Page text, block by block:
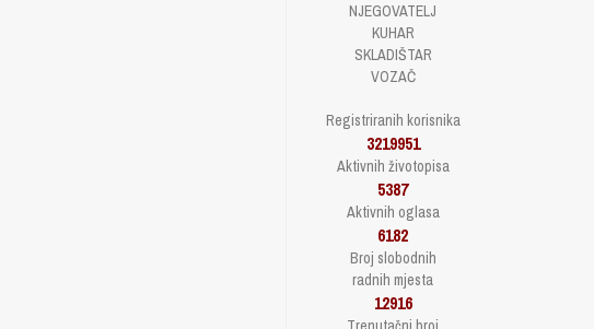
NJEGOVATELJ
KUHAR
SKLADIŠTAR
VOZAČ
Registriranih korisnika
3219951
Aktivnih životopisa
5387
Aktivnih oglasa
6182
Broj slobodnih
radnih mjesta
12916